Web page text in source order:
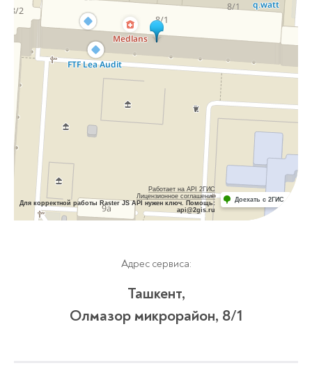
Работает на API 2ГИС
Лицензионное соглашение
Для корректной работы Raster JS API нужен ключ. Помощь:
api@2gis.ru
Доехать с 2ГИС
Адрес сервиса:
Ташкент,
Олмазор микрорайон, 8/1
Спасибо!
Менеджер свяжется с вами в
течение 3-x минут.